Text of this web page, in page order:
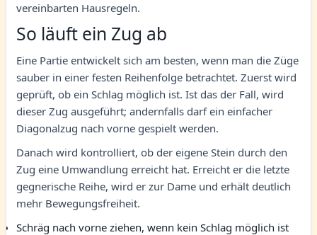
vereinbarten Hausregeln.
So läuft ein Zug ab
Eine Partie entwickelt sich am besten, wenn man die Züge
sauber in einer festen Reihenfolge betrachtet. Zuerst wird
geprüft, ob ein Schlag möglich ist. Ist das der Fall, wird
dieser Zug ausgeführt; andernfalls darf ein einfacher
Diagonalzug nach vorne gespielt werden.
Danach wird kontrolliert, ob der eigene Stein durch den
Zug eine Umwandlung erreicht hat. Erreicht er die letzte
gegnerische Reihe, wird er zur Dame und erhält deutlich
mehr Bewegungsfreiheit.
Schräg nach vorne ziehen, wenn kein Schlag möglich ist